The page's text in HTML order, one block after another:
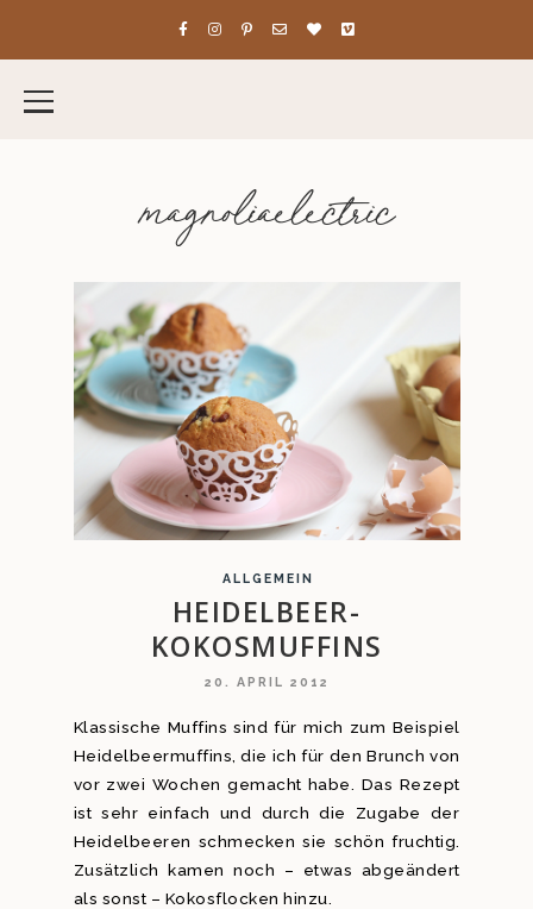
magnoliaelectric
ALLGEMEIN
HEIDELBEER-
KOKOSMUFFINS
20. APRIL 2012
Klassische Muffins sind für mich zum Beispiel
Heidelbeermuffins, die ich für den Brunch von
vor zwei Wochen gemacht habe. Das Rezept
ist sehr einfach und durch die Zugabe der
Heidelbeeren schmecken sie schön fruchtig.
Zusätzlich kamen noch – etwas abgeändert
als sonst – Kokosflocken hinzu.